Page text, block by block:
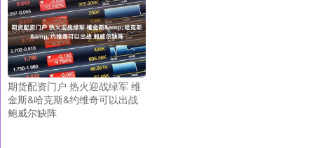
期货配资门户 热火迎战绿军 维
金斯&哈克斯&约维奇可以出战
鲍威尔缺阵